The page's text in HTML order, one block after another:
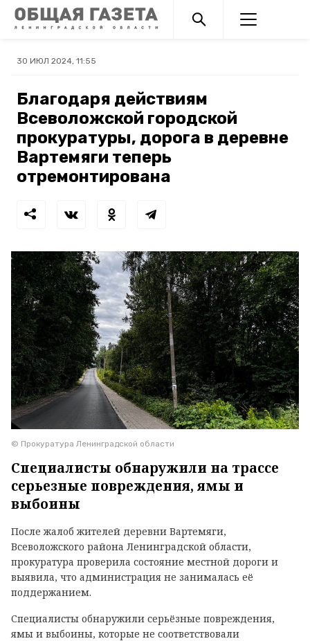
30 ИЮЛ 2024, 11:55
Благодаря действиям
Всеволожской городской
прокуратуры, дорога в деревне
Вартемяги теперь
отремонтирована
© Прокуратура Ленинградской области
Специалисты обнаружили на трассе
серьезные повреждения, ямы и
выбоины
После жалоб жителей деревни Вартемяги,
Всеволожского района Ленинградской области,
прокуратура проверила состояние местной дороги и
выявила, что администрация не занималась её
поддержанием.
Специалисты обнаружили серьёзные повреждения,
ямы и выбоины, которые не соответствовали